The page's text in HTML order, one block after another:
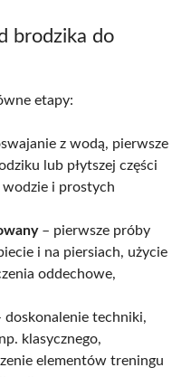
brodzika do
etapy:
z wodą, pierwsze
lub płytszej części
wodzie i prostych
– pierwsze próby
i na piersiach, użycie
oddechowe,
techniki,
klasycznego,
elementów treningu